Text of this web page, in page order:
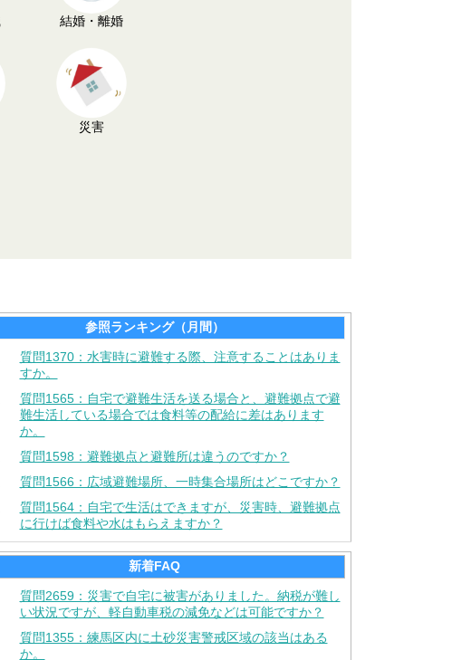
結婚・離婚
災害
参照ランキング（月間）
質問1370：水害時に避難する際、注意することはありま
すか。
質問1565：自宅で避難生活を送る場合と、避難拠点で避
難生活している場合では食料等の配給に差はあります
か。
質問1598：避難拠点と避難所は違うのですか？
質問1566：広域避難場所、一時集合場所はどこですか？
質問1564：自宅で生活はできますが、災害時、避難拠点
に行けば食料や水はもらえますか？
新着FAQ
質問2659：災害で自宅に被害がありました。納税が難し
い状況ですが、軽自動車税の減免などは可能ですか？
質問1355：練馬区内に土砂災害警戒区域の該当はある
か。